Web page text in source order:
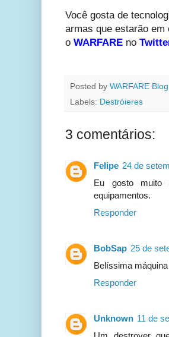
Você gosta de
armas que estarão em
o WARFARE no
Posted by WARFARE Blog
Labels: Destróieres
3 comentários:
Felipe 24 de
Eu gosto
equipamentos.
Responder
BobSap 25 de
Belíssima
Responder
Unknown 11 de